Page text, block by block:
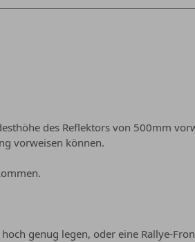
des Reflektors von 500mm
vorweisen können.
genug legen, oder eine Rallye-